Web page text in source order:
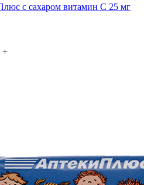
с сахаром витамин С 25 мг
+